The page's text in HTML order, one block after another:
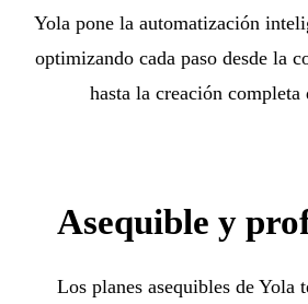
Yola pone la automatización
optimizando cada paso desde la
hasta la creación completa
Asequible y
Los planes asequibles de Yola